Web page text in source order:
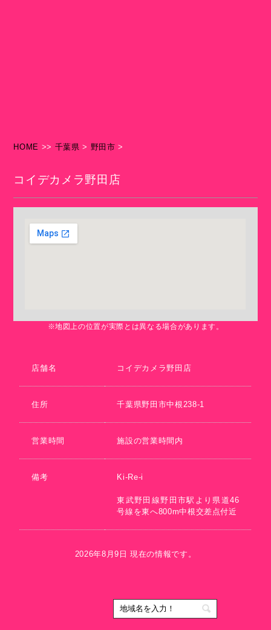
HOME >> 千葉県 > 野田市 >
コイデカメラ野田店
※地図上の位置が実際とは異なる場合があります。
店舗名 コイデカメラ野田店
住所 千葉県野田市中根238-1
営業時間 施設の営業時間内
備考 Ki-Re-i
東武野田線野田市駅より県道46
号線を東へ800m中根交差点付近
2026年8月9日 現在の情報です。